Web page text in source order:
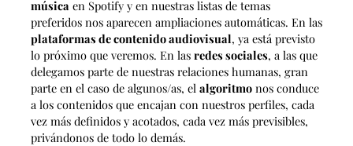
música en Spotify y en nuestras listas de temas
preferidos nos aparecen ampliaciones automáticas. En las
plataformas de contenido audiovisual, ya está previsto
lo próximo que veremos. En las redes sociales, a las que
delegamos parte de nuestras relaciones humanas, gran
parte en el caso de algunos/as, el algoritmonos conduce
a los contenidos que encajan con nuestros perfiles, cada
vez más definidos y acotados, cada vez más previsibles,
privándonos de todo lo demás.